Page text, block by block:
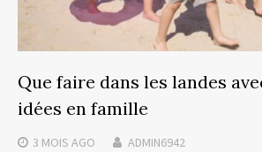
Que faire dans les landes
idées en famille
3 MOIS AGO ADMIN6942